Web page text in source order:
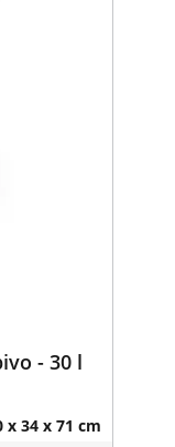
- 30 l
x 34 x 71 cm